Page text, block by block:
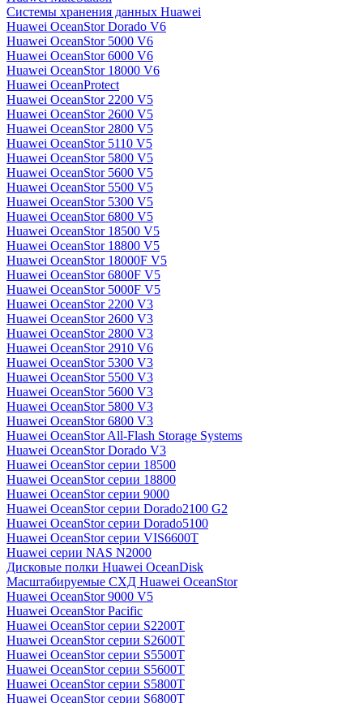
Системы хранения данных Huawei
Huawei OceanStor Dorado V6
Huawei OceanStor 5000 V6
Huawei OceanStor 6000 V6
Huawei OceanStor 18000 V6
Huawei OceanProtect
Huawei OceanStor 2200 V5
Huawei OceanStor 2600 V5
Huawei OceanStor 2800 V5
Huawei OceanStor 5110 V5
Huawei OceanStor 5800 V5
Huawei OceanStor 5600 V5
Huawei OceanStor 5500 V5
Huawei OceanStor 5300 V5
Huawei OceanStor 6800 V5
Huawei OceanStor 18500 V5
Huawei OceanStor 18800 V5
Huawei OceanStor 18000F V5
Huawei OceanStor 6800F V5
Huawei OceanStor 5000F V5
Huawei OceanStor 2200 V3
Huawei OceanStor 2600 V3
Huawei OceanStor 2800 V3
Huawei OceanStor 2910 V6
Huawei OceanStor 5300 V3
Huawei OceanStor 5500 V3
Huawei OceanStor 5600 V3
Huawei OceanStor 5800 V3
Huawei OceanStor 6800 V3
Huawei OceanStor All-Flash Storage Systems
Huawei OceanStor Dorado V3
Huawei OceanStor серии 18500
Huawei OceanStor серии 18800
Huawei OceanStor серии 9000
Huawei OceanStor серии Dorado2100 G2
Huawei OceanStor серии Dorado5100
Huawei OceanStor серии VIS6600T
Huawei серии NAS N2000
Дисковые полки Huawei OceanDisk
Масштабируемые СХД Huawei OceanStor
Huawei OceanStor 9000 V5
Huawei OceanStor Pacific
Huawei OceanStor серии S2200T
Huawei OceanStor серии S2600T
Huawei OceanStor серии S5500T
Huawei OceanStor серии S5600T
Huawei OceanStor серии S5800T
Huawei OceanStor серии S6800T